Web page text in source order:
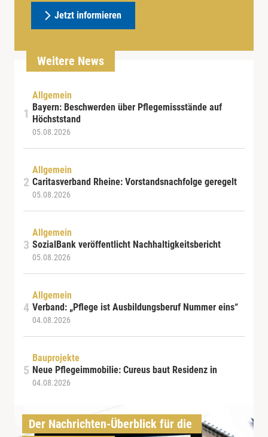
Jetzt informieren
Weitere News
Allgemein
Bayern: Beschwerden über Pflegemissstände auf
Höchststand
05.08.2026
Allgemein
Caritasverband Rheine: Vorstandsnachfolge geregelt
05.08.2026
Allgemein
SozialBank veröffentlicht Nachhaltigkeitsbericht
05.08.2026
Allgemein
Verband: „Pflege ist Ausbildungsberuf Nummer eins“
04.08.2026
Bauprojekte
Neue Pflegeimmobilie: Cureus baut Residenz in
04.08.2026
Der Nachrichten-Überblick für die